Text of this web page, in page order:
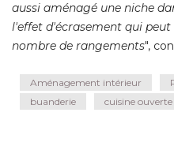
aussi aménagé une niche
l'effet d'écrasement qui
nombre de rangements",
Aménagement intérieur
buanderie
cuisine ouverte